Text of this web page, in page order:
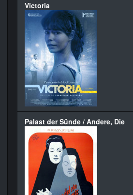
Victoria
Palast der Sünde / Andere, Die